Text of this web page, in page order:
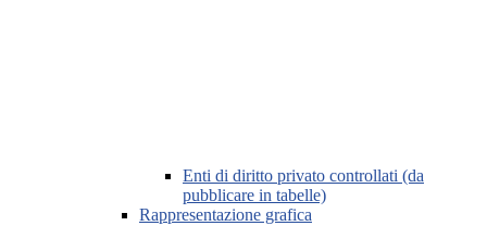
Enti di diritto privato controllati (da
pubblicare in tabelle)
Rappresentazione grafica